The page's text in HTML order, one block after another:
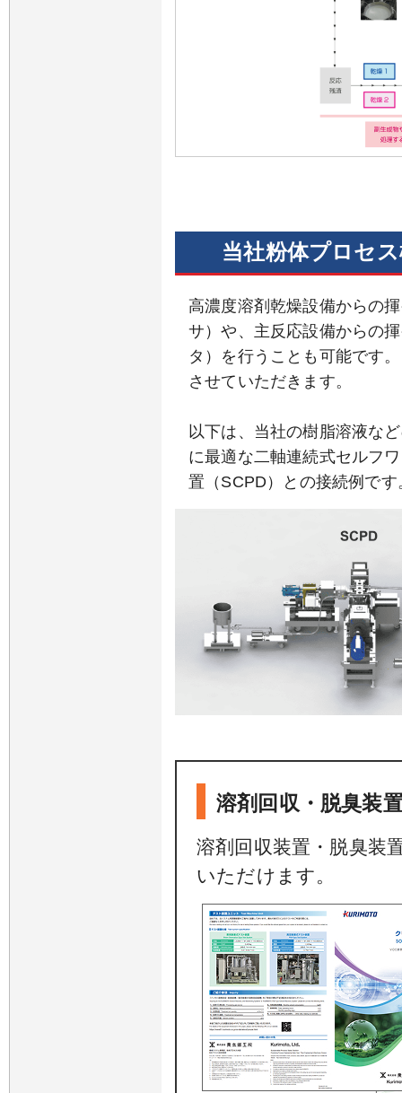
当社粉体プロセ
高濃度溶剤乾燥設備からの
サ）や、主反応設備からの
タ）を行うことも可能です
させていただきます。
以下は、当社の樹脂溶液な
に最適な二軸連続式セルフ
置（SCPD）との接続例です
溶剤回収・脱臭装
溶剤回収装置・脱臭装
いただけます。